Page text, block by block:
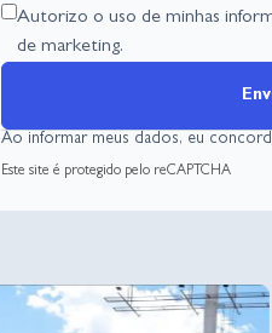
Autorizo o uso de minhas
de marketing.
Ao informar meus dados, eu
Este site é protegido pelo reCAPTCHA